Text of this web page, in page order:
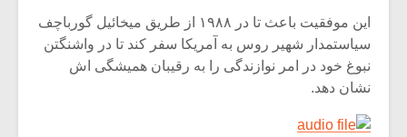
این موفقیت باعث تا در ۱۹۸۸ از طریق میخائیل گورباچف
سیاستمدار شهیر روس به آمریکا سفر کند تا در واشنگتن
نبوغ خود در امر نوازندگی را به رقیبان همیشگی اش
نشان دهد.
یادداشتی بر موسیقی
متن فیلم «متری
دوره